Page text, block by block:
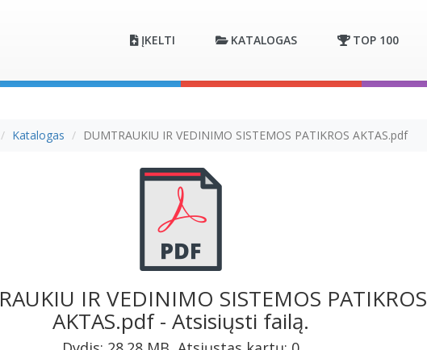
ĮKELTI KATALOGAS TOP 100
Katalogas DUMTRAUKIU IR VEDINIMO SISTEMOS PATIKROS AKTAS.pdf
IR VEDINIMO SISTEMOS PATIKROS
AKTAS.pdf - Atsisiųsti failą.